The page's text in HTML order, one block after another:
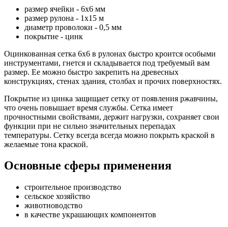
размер ячейки - 6х6 мм
размер рулона - 1х15 м
диаметр проволоки - 0,5 мм
покрытие - цинк
Оцинкованная сетка 6х6 в рулонах быстро кроится особыми
инструментами, гнется и складывается под требуемый вам
размер. Ее можно быстро закрепить на древесных
конструкциях, стенах здания, столбах и прочих поверхностях.
Покрытие из цинка защищает сетку от появления ржавчины,
что очень повышает время службы. Сетка имеет
прочностными свойствами, держит нагрузки, сохраняет свои
функции при не сильно значительных перепадах
температуры. Сетку всегда всегда можно покрыть краской в
желаемые тона краской.
Основные сферы применения
строительное производство
сельское хозяйство
животноводство
в качестве украшающих компонентов